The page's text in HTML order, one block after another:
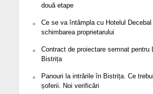
două etape
Ce se va întâmpla cu Hotelul Decebal
schimbarea proprietarului
Contract de proiectare semnat pentru
Bistrița
Panouri la intrările în Bistrița. Ce
șoferii. Noi verificări